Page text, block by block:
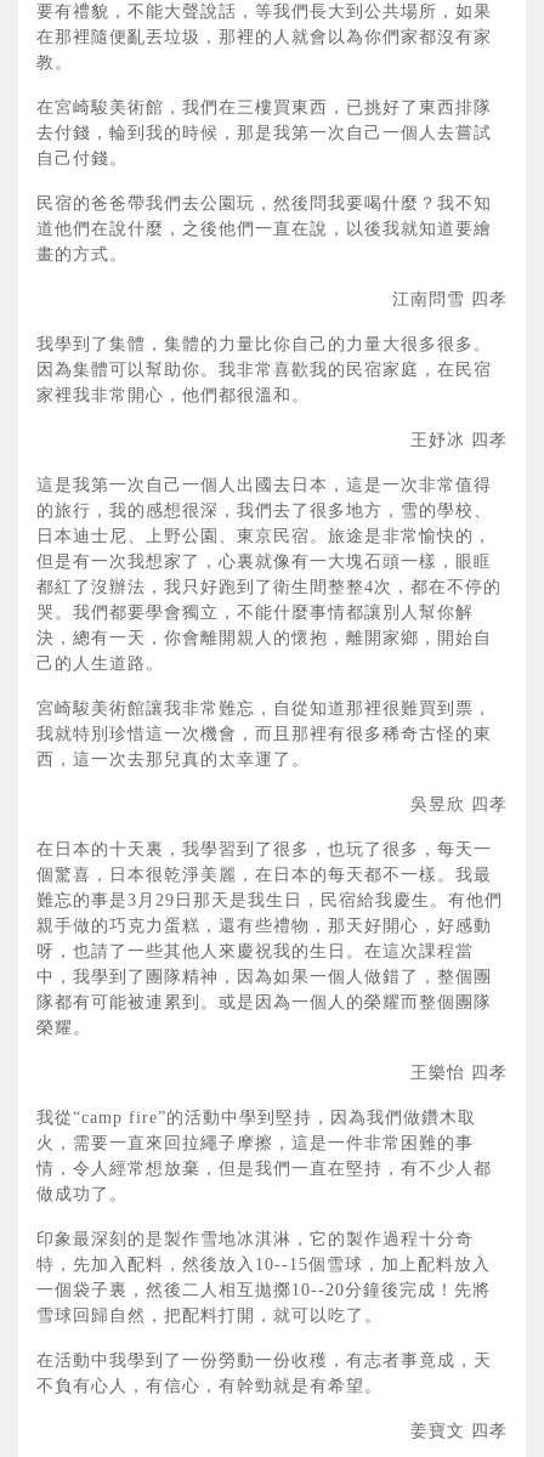
要有禮貌，不能大聲說話，等我們長大到公共場所，如果
在那裡隨便亂丟垃圾，那裡的人就會以為你們家都沒有家
教。
在宮崎駿美術館，我們在三樓買東西，已挑好了東西排隊
去付錢，輪到我的時候，那是我第一次自己一個人去嘗試
自己付錢。
民宿的爸爸帶我們去公園玩，然後問我要喝什麼？我不知
道他們在說什麼，之後他們一直在說，以後我就知道要繪
畫的方式。
江南問雪 四孝
我學到了集體，集體的力量比你自己的力量大很多很多。
因為集體可以幫助你。我非常喜歡我的民宿家庭，在民宿
家裡我非常開心，他們都很溫和。
王妤冰 四孝
這是我第一次自己一個人出國去日本，這是一次非常值得
的旅行，我的感想很深，我們去了很多地方，雪的學校、
日本迪士尼、上野公園、東京民宿。旅途是非常愉快的，
但是有一次我想家了，心裏就像有一大塊石頭一樣，眼眶
都紅了沒辦法，我只好跑到了衛生間整整4次，都在不停的
哭。我們都要學會獨立，不能什麼事情都讓別人幫你解
決，總有一天，你會離開親人的懷抱，離開家鄉，開始自
己的人生道路。
宮崎駿美術館讓我非常難忘，自從知道那裡很難買到票，
我就特別珍惜這一次機會，而且那裡有很多稀奇古怪的東
西，這一次去那兒真的太幸運了。
吳昱欣 四孝
在日本的十天裏，我學習到了很多，也玩了很多，每天一
個驚喜，日本很乾淨美麗，在日本的每天都不一樣。我最
難忘的事是3月29日那天是我生日，民宿給我慶生。有他們
親手做的巧克力蛋糕，還有些禮物，那天好開心，好感動
呀，也請了一些其他人來慶祝我的生日。在這次課程當
中，我學到了團隊精神，因為如果一個人做錯了，整個團
隊都有可能被連累到。或是因為一個人的榮耀而整個團隊
榮耀。
王樂怡 四孝
我從“camp fire”的活動中學到堅持，因為我們做鑽木取
火，需要一直來回拉繩子摩擦，這是一件非常困難的事
情，令人經常想放棄，但是我們一直在堅持，有不少人都
做成功了。
印象最深刻的是製作雪地冰淇淋，它的製作過程十分奇
特，先加入配料，然後放入10--15個雪球，加上配料放入
一個袋子裏，然後二人相互拋擲10--20分鐘後完成！先將
雪球回歸自然，把配料打開，就可以吃了。
在活動中我學到了一份勞動一份收穫，有志者事竟成，天
不負有心人，有信心，有幹勁就是有希望。
姜寶文 四孝